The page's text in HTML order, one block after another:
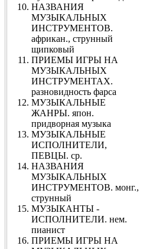
НАЗВАНИЯ
МУЗЫКАЛЬНЫХ
ИНСТРУМЕНТОВ.
африкан., струнный
щипковый
ПРИЕМЫ ИГРЫ НА
МУЗЫКАЛЬНЫХ
ИНСТРУМЕНТАХ.
разновидность фарса
МУЗЫКАЛЬНЫЕ
ЖАНРЫ. япон.
придворная музыка
МУЗЫКАЛЬНЫЕ
ИСПОЛНИТЕЛИ,
ПЕВЦЫ. ср.
НАЗВАНИЯ
МУЗЫКАЛЬНЫХ
ИНСТРУМЕНТОВ. монг.,
струнный
МУЗЫКАНТЫ -
ИСПОЛНИТЕЛИ. нем.
пианист
ПРИЕМЫ ИГРЫ НА